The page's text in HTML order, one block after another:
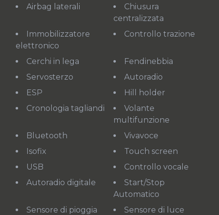
Airbag laterali
Chiusura
centralizzata
Immobilizzatore
elettronico
Controllo trazione
Cerchi in lega
Fendinebbia
Servosterzo
Autoradio
ESP
Hill holder
Cronologia tagliandi
Volante
multifunzione
Bluetooth
Vivavoce
Isofix
Touch screen
USB
Controllo vocale
Autoradio digitale
Start/Stop
Automatico
Sensore di pioggia
Sensore di luce